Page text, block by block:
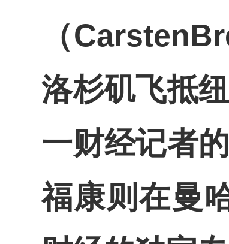
（
洛杉矶飞抵
一财经记者
福康则在曼